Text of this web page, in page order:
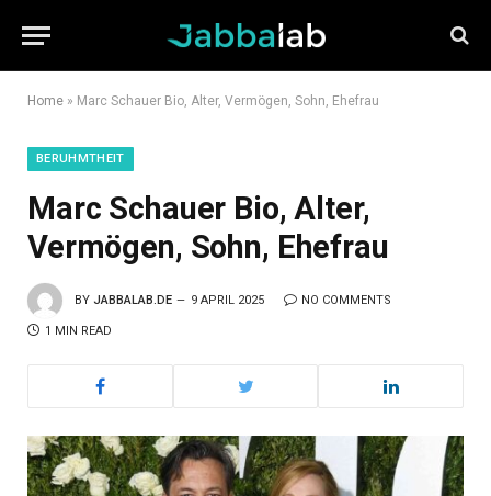
Home » Marc Schauer Bio, Alter, Vermögen, Sohn, Ehefrau
BERUHMTHEIT
Marc Schauer Bio, Alter,
Vermögen, Sohn, Ehefrau
BY JABBALAB.DE 9 APRIL 2025 NO COMMENTS
1 MIN READ